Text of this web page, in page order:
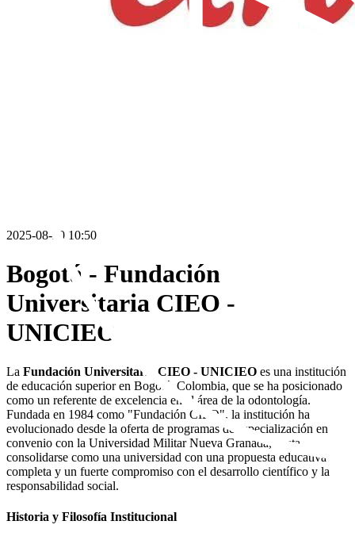
2025-08-20 10:50
Bogotá - Fundación
Universitaria CIEO -
UNICIEO
La Fundación Universitaria CIEO - UNICIEO es una institución
de educación superior en Bogotá, Colombia, que se ha posicionado
como un referente de excelencia en el área de la odontología.
Fundada en 1984 como "Fundación CIEO", la institución ha
evolucionado desde la oferta de programas de especialización en
convenio con la Universidad Militar Nueva Granada, hasta
consolidarse como una universidad con una propuesta educativa
completa y un fuerte compromiso con el desarrollo científico y la
responsabilidad social.
Historia y Filosofía Institucional